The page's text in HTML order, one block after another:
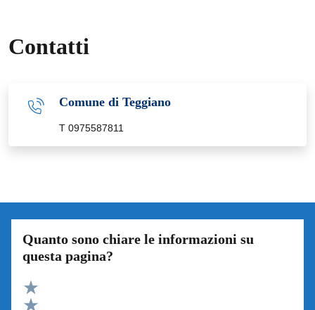
Contatti
Comune di Teggiano
T 0975587811
Quanto sono chiare le informazioni su
questa pagina?
Valuta 5 stelle su 5